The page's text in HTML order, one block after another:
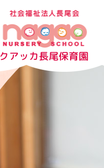
年
度
苦
クアッカ長尾保育園